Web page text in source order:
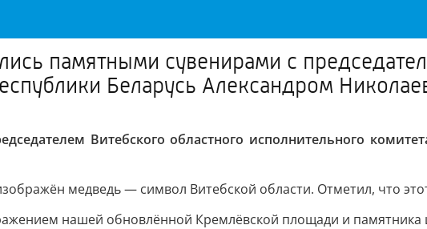
памятными сувенирами с
Беларусь Александром
Витебского областного исполнительного
медведь — символ Витебской области. Отметил, что
нашей обновлённой Кремлёвской площади и